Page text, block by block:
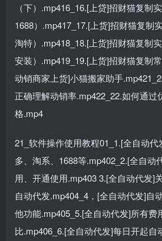
（下）.mp416_16.[上贷]招财猫复制实
1688）.mp417_17.[上货]招财猫复制
淘特）.mp418_18.[上货]招财猫复制
安装）.mp419_19.[上货]招财猫复制
动销商家上货]小猫搬家助手
正确理解动销率.mp422_22.如何通过
格.mp4
21_软件操作使用教程01_1.[全自动
多、淘系、1688等.mp402_2.[全自动
用、开通使用.mp403 3.[全自动代发]
自动代发.mp404_4，[全自动代发]自
他功能.mp405_5.[全自动代发]所有费
比.mp406_6.[全自动代发]每日开起自